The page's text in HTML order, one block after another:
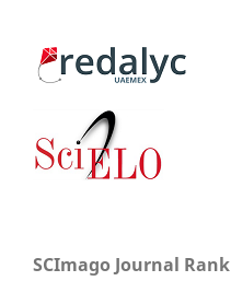
SCImago Journal Rank